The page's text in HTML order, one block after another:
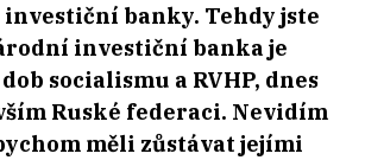
banky. Tehdy jste
investiční banka je
socialismu a RVHP, dnes
Ruské federaci. Nevidím
měli zůstávat jejími